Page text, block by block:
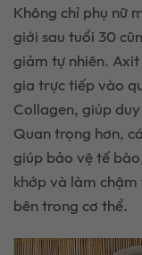
Không chỉ phụ nữ
giới sau tuổi 30
giảm tự nhiên.
gia trực tiếp vào
Collagen, giúp
Quan trọng hơn,
giúp bảo vệ tế
khớp và làm
bên trong cơ thể.